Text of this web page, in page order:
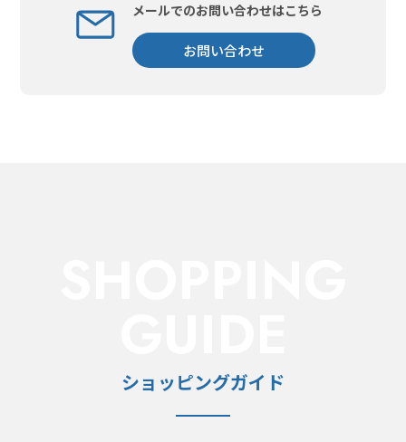
メールでのお問い合わせはこちら
お問い合わせ
ショッピングガイド